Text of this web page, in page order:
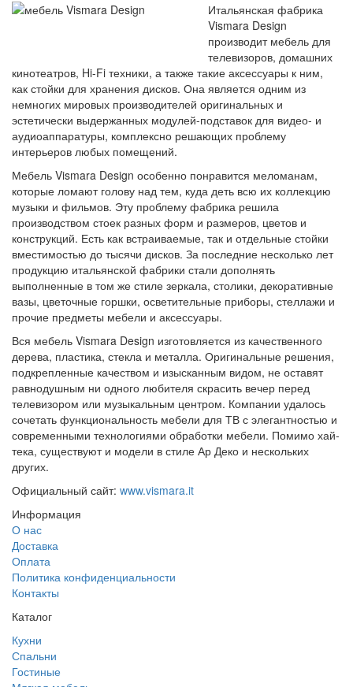
Итальянская фабрика
Vismara Design
производит мебель для
телевизоров, домашних
кинотеатров, Hi-Fi техники, а также такие аксессуары к ним,
как стойки для хранения дисков. Она является одним из
немногих мировых производителей оригинальных и
эстетически выдержанных модулей-подставок для видео- и
аудиоаппаратуры, комплексно решающих проблему
интерьеров любых помещений.
Мебель Vismara Design особенно понравится меломанам,
которые ломают голову над тем, куда деть всю их коллекцию
музыки и фильмов. Эту проблему фабрика решила
производством стоек разных форм и размеров, цветов и
конструкций. Есть как встраиваемые, так и отдельные стойки
вместимостью до тысячи дисков. За последние несколько лет
продукцию итальянской фабрики стали дополнять
выполненные в том же стиле зеркала, столики, декоративные
вазы, цветочные горшки, осветительные приборы, стеллажи и
прочие предметы мебели и аксессуары.
Вся мебель Vismara Design изготовляется из качественного
дерева, пластика, стекла и металла. Оригинальные решения,
подкрепленные качеством и изысканным видом, не оставят
равнодушным ни одного любителя скрасить вечер перед
телевизором или музыкальным центром. Компании удалось
сочетать функциональность мебели для ТВ с элегантностью и
современными технологиями обработки мебели. Помимо хай-
тека, существуют и модели в стиле Ар Деко и нескольких
других.
Официальный сайт: www.vismara.it
Информация
О нас
Доставка
Оплата
Политика конфиденциальности
Контакты
Каталог
Кухни
Спальни
Гостиные